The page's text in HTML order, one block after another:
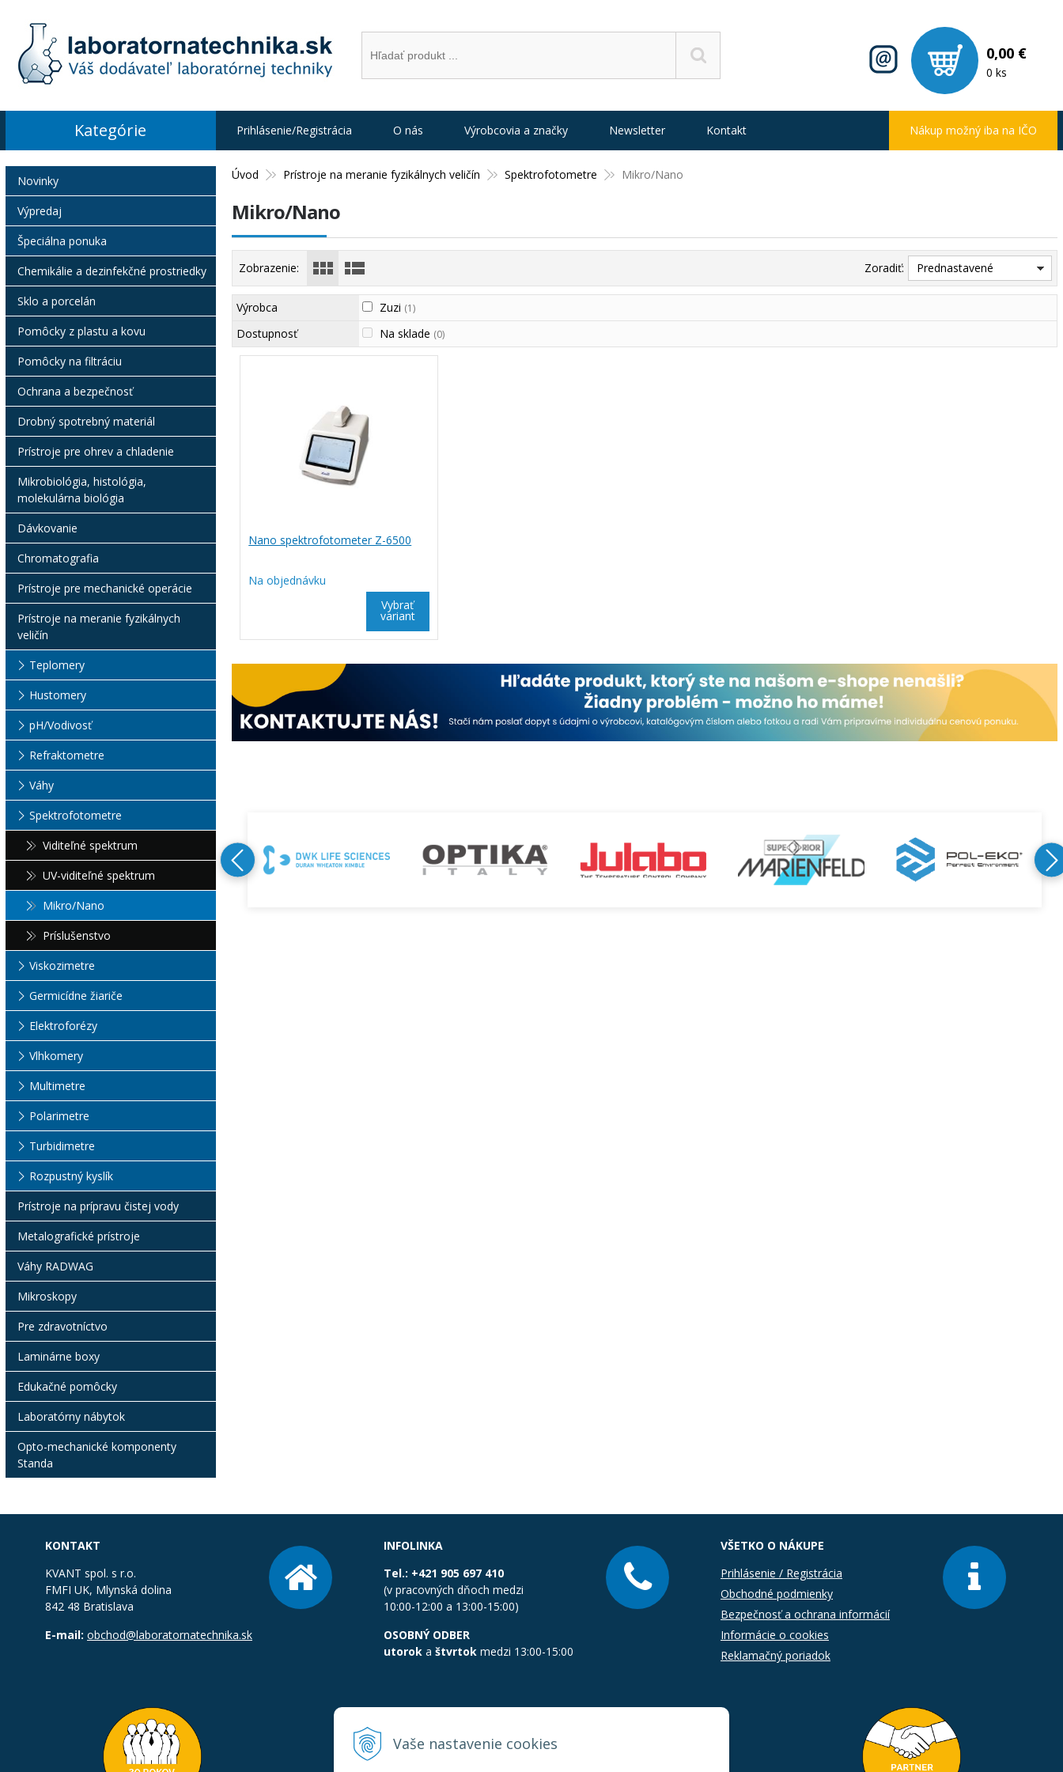
Vaše nastavenie cookies
0,00 €
0 ks
Úvod Prístroje na meranie fyzikálnych veličín Spektrofotometre Mikro/Nano
Mikro/Nano
Zobrazenie: Zoradiť: Prednastavené
Výrobca Zuzi (1)
Dostupnosť Na sklade (0)
Nano spektrofotometer Z-6500
Na objednávku
Vybrať
variant
Novinky
Výpredaj
Špeciálna ponuka
Chemikálie a dezinfekčné prostriedky
Sklo a porcelán
Pomôcky z plastu a kovu
Pomôcky na filtráciu
Ochrana a bezpečnosť
Drobný spotrebný materiál
Prístroje pre ohrev a chladenie
Mikrobiológia, histológia,
molekulárna biológia
Dávkovanie
Chromatografia
Prístroje pre mechanické operácie
Prístroje na meranie fyzikálnych
veličín
Teplomery
Hustomery
pH/Vodivosť
Refraktometre
Váhy
Spektrofotometre
Viditeľné spektrum
UV-viditeľné spektrum
Mikro/Nano
Príslušenstvo
Viskozimetre
Germicídne žiariče
Elektroforézy
Vlhkomery
Multimetre
Polarimetre
Turbidimetre
Rozpustný kyslík
Prístroje na prípravu čistej vody
Metalografické prístroje
Váhy RADWAG
Mikroskopy
Pre zdravotníctvo
Laminárne boxy
Edukačné pomôcky
Laboratórny nábytok
Opto-mechanické komponenty
Standa
Kategórie Prihlásenie/Registrácia O nás Výrobcovia a značky Newsletter Kontakt Nákup možný iba na IČO
KONTAKT
KVANT spol. s r.o.
FMFI UK, Mlynská dolina
842 48 Bratislava
E-mail: obchod@laboratornatechnika.sk
INFOLINKA
Tel.: +421 905 697 410
(v pracovných dňoch medzi
10:00-12:00 a 13:00-15:00)
OSOBNÝ ODBER
utorok a štvrtok medzi 13:00-15:00
VŠETKO O NÁKUPE
Prihlásenie / Registrácia
Obchodné podmienky
Bezpečnosť a ochrana informácií
Informácie o cookies
Reklamačný poriadok